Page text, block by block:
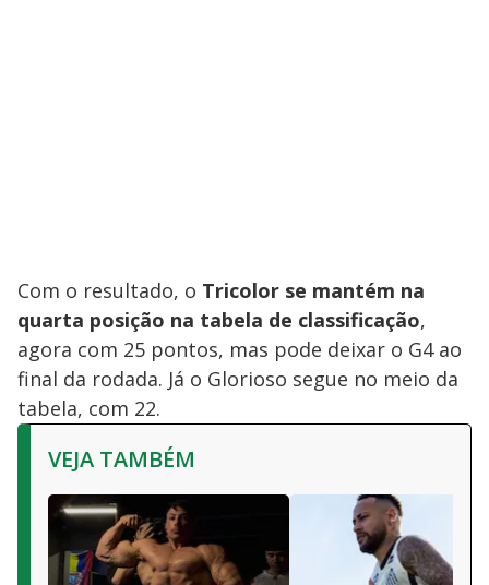
Com o resultado, o Tricolor se mantém na
quarta posição na tabela de classificação,
agora com 25 pontos, mas pode deixar o G4 ao
final da rodada. Já o Glorioso segue no meio da
tabela, com 22.
VEJA TAMBÉM